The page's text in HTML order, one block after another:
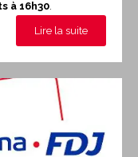
à 16h30.
Lire la suite